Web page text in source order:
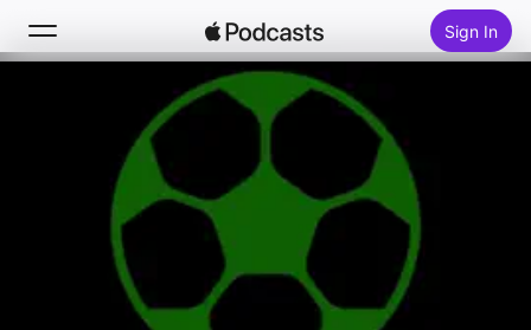
Sign In
Top Charts